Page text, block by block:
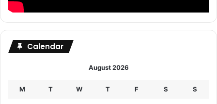
Calendar
August 2026
M T W T F S S